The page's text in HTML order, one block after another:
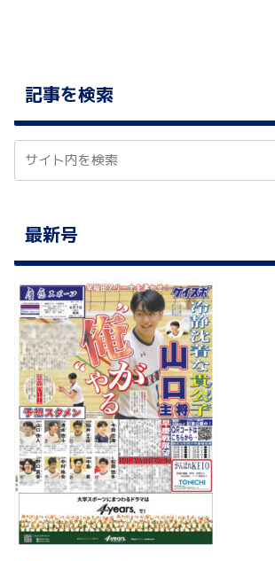
記事を検索
最新号